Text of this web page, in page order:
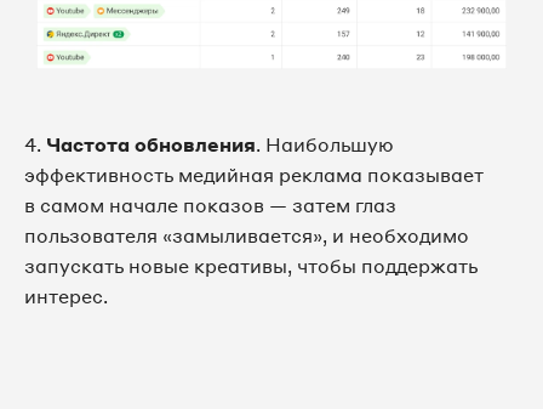
4. Частота обновления. Наибольшую
эффективность медийная реклама показывает
в самом начале показов — затем глаз
пользователя «замыливается», и необходимо
запускать новые креативы, чтобы поддержать
интерес.